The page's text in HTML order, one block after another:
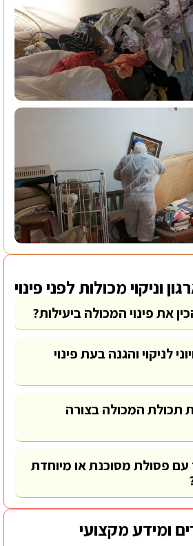
וניקוי מכולות לפני פינוי
את פינוי המכולה ביעילות?
לניקוי והגנה בעת פינוי
תכולת המכולה בצורה
פסולת מסוכנת או מיוחדת
ומידע מקצועי